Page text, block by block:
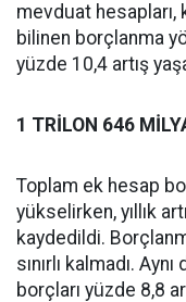
mevduat
bilinen borçlanma
yüzde 10,4 artış
1 TRİLON 646
Toplam ek hesap
yükselirken, yıllık
kaydedildi.
sınırlı kalmadı.
borçları yüzde 8,8